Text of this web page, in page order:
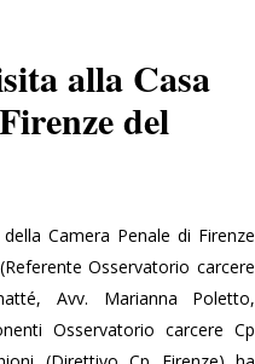
alla Casa
del
Camera Penale di Firenze
Osservatorio carcere
Avv. Marianna Poletto,
Osservatorio carcere Cp